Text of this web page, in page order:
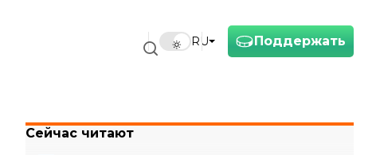
Поддержать
RU
Сейчас читают